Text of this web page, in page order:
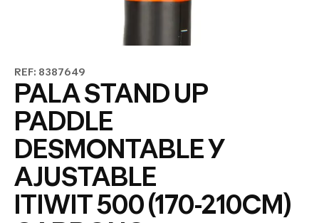
REF: 8387649
PALA STAND UP
PADDLE
DESMONTABLE Y
AJUSTABLE
ITIWIT 500 (170-210CM)